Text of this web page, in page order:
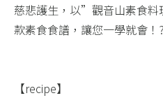
慈悲護生，以”觀音山素食
款素食食譜，讓您一學就會！?​
【recipe】​